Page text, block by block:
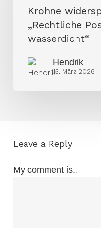
„Rechtliche
Position
Krohne
„Rechtliche
wasserdicht“
Hendrik
13. März 2026
Leave a Reply
My comment is..